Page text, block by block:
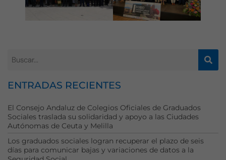
ENTRADAS RECIENTES
El Consejo Andaluz de Colegios Oficiales de Graduados
Sociales traslada su solidaridad y apoyo a las Ciudades
Autónomas de Ceuta y Melilla
Los graduados sociales logran recuperar el plazo de seis
días para comunicar bajas y variaciones de datos a la
opcionales.
Son
para que
funcione la